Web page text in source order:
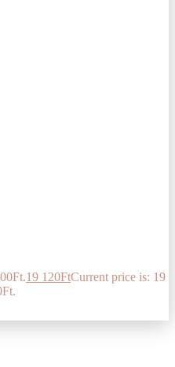
19 120FtCurrent price is: 19